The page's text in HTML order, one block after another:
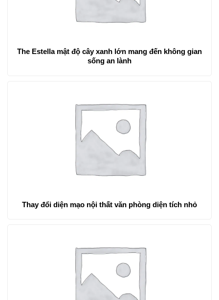
The Estella mật độ cây xanh lớn mang đến không gian
sống an lành
Thay đổi diện mạo nội thất văn phòng diện tích nhỏ